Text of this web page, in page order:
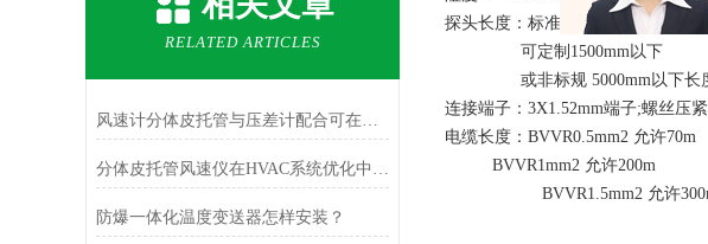
RELATED ARTICLES
风速计分体皮托管与压差计配合可在哪些场合使用？
分体皮托管风速仪在HVAC系统优化中的作用
防爆一体化温度变送器怎样安装？
探头长度：标准220mm
可定制1500mm以下
或非标规 5000mm以下长
连接端子：3X1.52mm端子;螺丝压紧
电缆长度：BVVR0.5mm2 允许70m
BVVR1mm2 允许200m
BVVR1.5mm2 允许